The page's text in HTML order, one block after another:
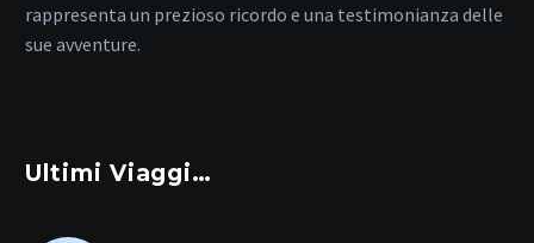
rappresenta un prezioso ricordo e una testimonianza delle
sue avventure.
Ultimi Viaggi…